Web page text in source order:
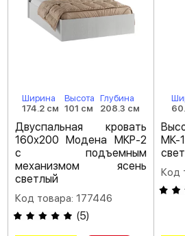
Ширина
174.2 см
Высота
101 см
Глубина
208.3 см
Двуспальная кровать
160х200 Модена МКР-2
с подъемным
механизмом ясень
светлый
Код товара: 177446
(5)
МК-
Код